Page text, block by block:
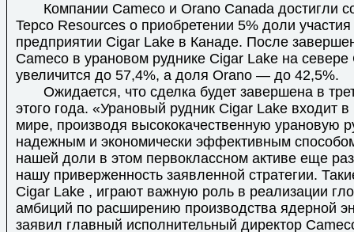
Компании Cameco и Orano Canada достигли
Tepco Resources о приобретении 5% доли
предприятии Cigar Lake в Канаде. После
Cameco в урановом руднике Cigar Lake на севере
увеличится до 57,4%, а доля Orano — до 42,5%.
Ожидается, что сделка будет завершена в
этого года. «Урановый рудник Cigar Lake входит
мире, производя высококачественную урановую
надежным и экономически эффективным
нашей доли в этом первоклассном активе еще
нашу приверженность заявленной стратегии.
Cigar Lake , играют важную роль в реализации
амбиций по расширению производства ядерной
заявил главный исполнительный директор